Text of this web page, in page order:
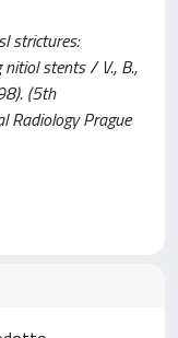
strictures:
stents / V., B.,
(5th
Radiology Prague